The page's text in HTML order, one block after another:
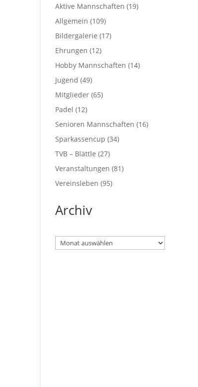
Aktive Mannschaften (19)
Allgemein (109)
Bildergalerie (17)
Ehrungen (12)
Hobby Mannschaften (14)
Jugend (49)
Mitglieder (65)
Padel (12)
Senioren Mannschaften (16)
Sparkassencup (34)
TVB – Blättle (27)
Veranstaltungen (81)
Vereinsleben (95)
Archiv
Archiv